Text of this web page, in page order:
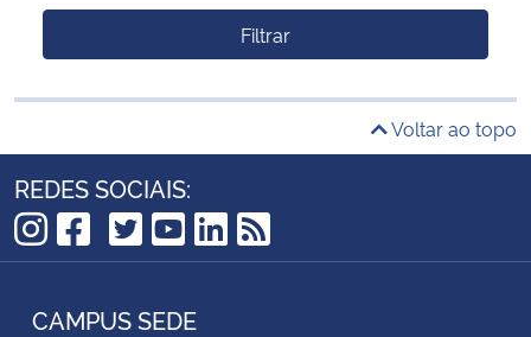
Filtrar
Voltar ao topo
REDES SOCIAIS:
Instagram
Facebook
TikTok
Twitter
YouTube
LinkedIn
RSS
CAMPUS SEDE